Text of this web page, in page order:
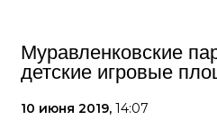
Муравленковские
детские игровые
10 июня 2019, 14:07